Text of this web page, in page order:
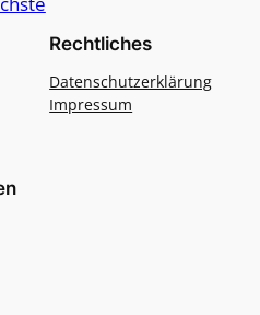
Rechtliches
Datenschutzerklärung
Impressum